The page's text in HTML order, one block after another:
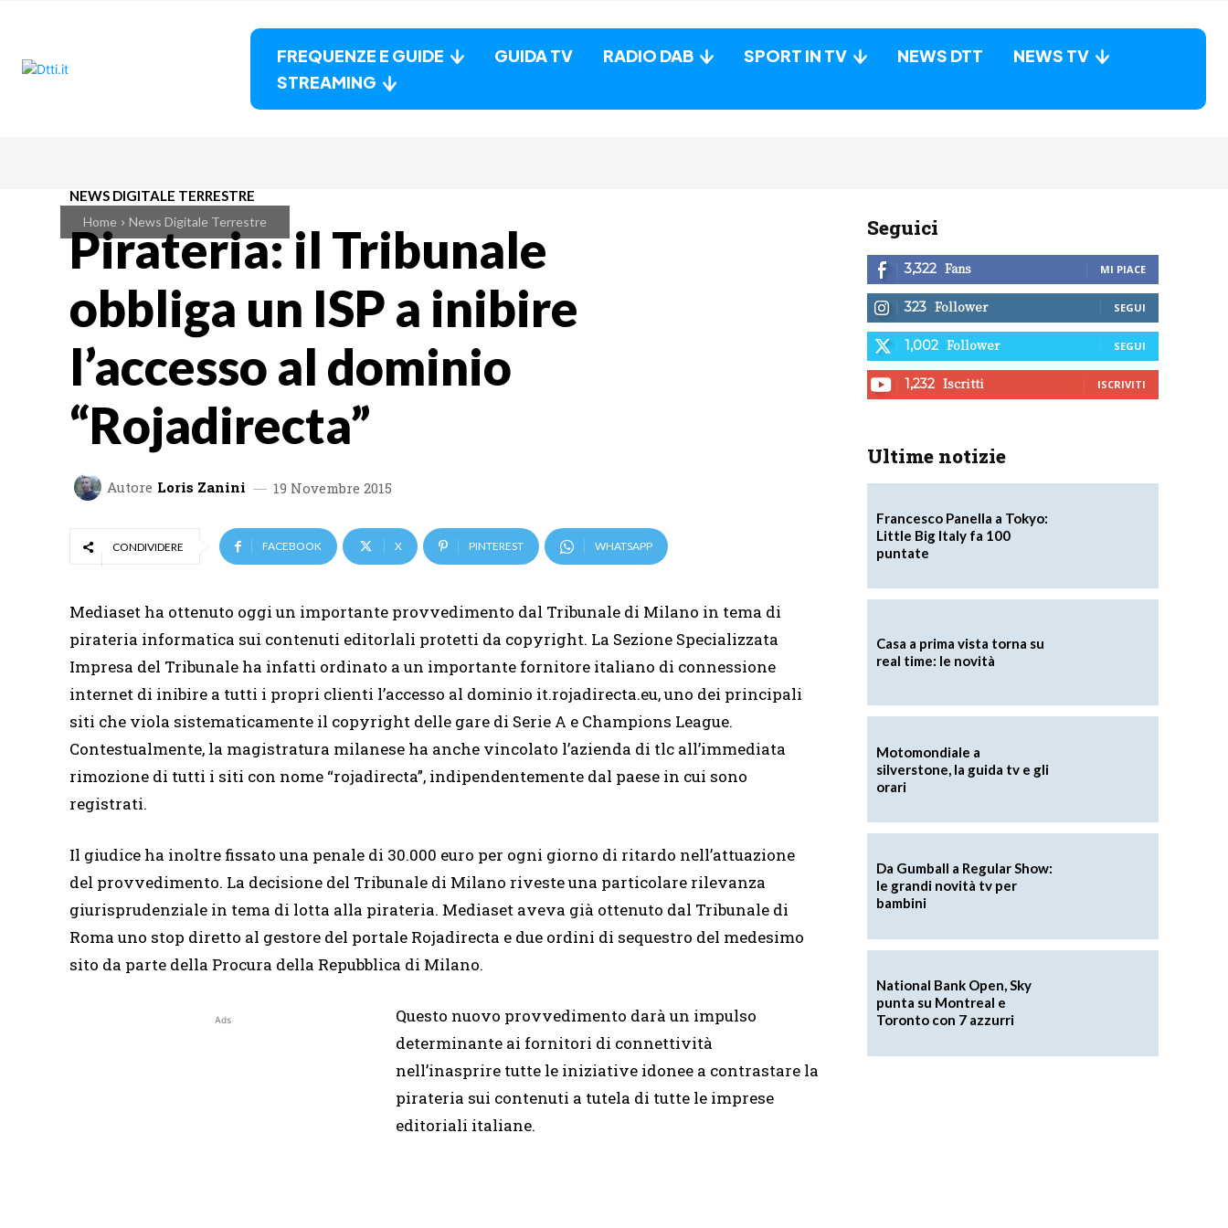
FREQUENZE E GUIDE GUIDA TV RADIO DAB SPORT IN TV NEWS DTT
NEWS TV
STREAMING
Home News Digitale Terrestre
NEWS DIGITALE TERRESTRE
Pirateria: il Tribunale
obbliga un ISP a inibire
l’accesso al dominio
“Rojadirecta”
Autore Loris Zanini 19 Novembre 2015
CONDIVIDERE FACEBOOK X PINTEREST WHATSAPP
Mediaset ha ottenuto oggi un importante provvedimento dal Tribunale di Milano in tema di
pirateria informatica sui contenuti editorlali protetti da copyright. La Sezione Specializzata
Impresa del Tribunale ha infatti ordinato a un importante fornitore italiano di connessione
internet di inibire a tutti i propri clienti l’accesso al dominio it.rojadirecta.eu, uno dei principali
siti che viola sistematicamente il copyright delle gare di Serie A e Champions League.
Contestualmente, la magistratura milanese ha anche vincolato l’azienda di tlc all’immediata
rimozione di tutti i siti con nome “rojadirecta”, indipendentemente dal paese in cui sono
registrati.
Il giudice ha inoltre fissato una penale di 30.000 euro per ogni giorno di ritardo nell’attuazione
del provvedimento. La decisione del Tribunale di Milano riveste una particolare rilevanza
giurisprudenziale in tema di lotta alla pirateria. Mediaset aveva già ottenuto dal Tribunale di
Roma uno stop diretto al gestore del portale Rojadirecta e due ordini di sequestro del medesimo
sito da parte della Procura della Repubblica di Milano.
Ads
Questo nuovo provvedimento darà un impulso
determinante ai fornitori di connettività
nell’inasprire tutte le iniziative idonee a contrastare la
pirateria sui contenuti a tutela di tutte le imprese
editoriali italiane.
Seguici
3,322 Fans MI PIACE
323 Follower SEGUI
1,002 Follower SEGUI
1,232 Iscritti ISCRIVITI
Ultime notizie
Francesco Panella a Tokyo:
Little Big Italy fa 100
puntate
Casa a prima vista torna su
real time: le novità
Motomondiale a
silverstone, la guida tv e gli
orari
Da Gumball a Regular Show:
le grandi novità tv per
bambini
National Bank Open, Sky
punta su Montreal e
Toronto con 7 azzurri